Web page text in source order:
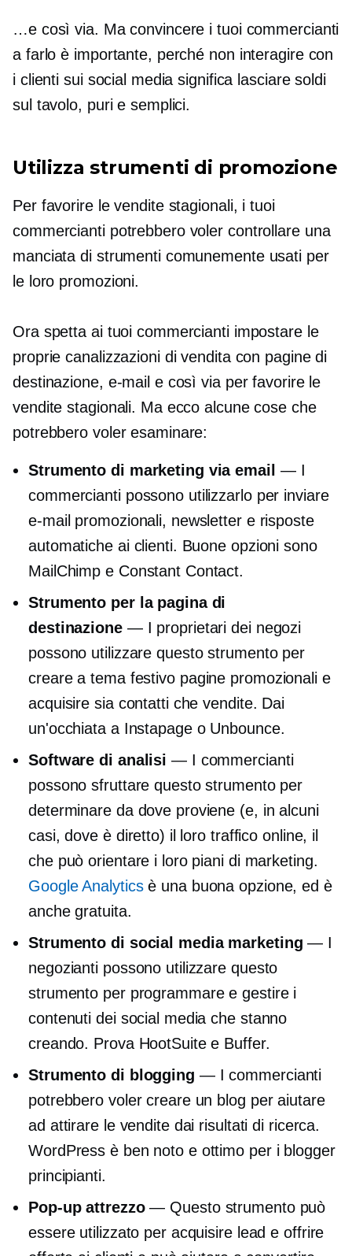
…e così via. Ma convincere i tuoi commercianti
a farlo è importante, perché non interagire con
i clienti sui social media significa lasciare soldi
sul tavolo, puri e semplici.
Utilizza strumenti di promozione
Per favorire le vendite stagionali, i tuoi
commercianti potrebbero voler controllare una
manciata di strumenti comunemente usati per
le loro promozioni.
Ora spetta ai tuoi commercianti impostare le
proprie canalizzazioni di vendita con pagine di
destinazione, e-mail e così via per favorire le
vendite stagionali. Ma ecco alcune cose che
potrebbero voler esaminare:
Strumento di marketing via email — I
commercianti possono utilizzarlo per inviare
e-mail promozionali, newsletter e risposte
automatiche ai clienti. Buone opzioni sono
MailChimp e Constant Contact.
Strumento per la pagina di
destinazione— I proprietari dei negozi
possono utilizzare questo strumento per
crearea tema festivopagine promozionali e
acquisire sia contatti che vendite. Dai
un'occhiata a Instapage o Unbounce.
Software di analisi — I commercianti
possono sfruttare questo strumento per
determinare da dove proviene (e, in alcuni
casi, dove è diretto) il loro traffico online, il
che può orientare i loro piani di marketing.
Google Analyticsè una buona opzione, ed è
anche gratuita.
Strumento di social media marketing — I
negozianti possono utilizzare questo
strumento per programmare e gestire i
contenuti dei social media che stanno
creando. Prova HootSuite e Buffer.
Strumento di blogging — I commercianti
potrebbero voler creare un blog per aiutare
ad attirare le vendite dai risultati di ricerca.
WordPress è ben noto e ottimo per i blogger
principianti.
Pop-upattrezzo— Questo strumento può
essere utilizzato per acquisire lead e offrire